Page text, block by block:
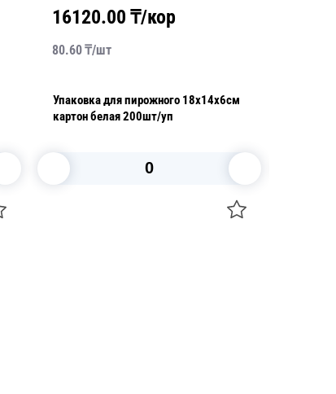
16120.00 ₸/кор
80.60₸/шт
Упаковка для пирожного 18х14х6см
картон белая 200шт/уп